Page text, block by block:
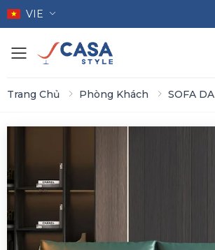
VIE
Toggle mobile menu
Trang Chủ Phòng Khách SOFA DA